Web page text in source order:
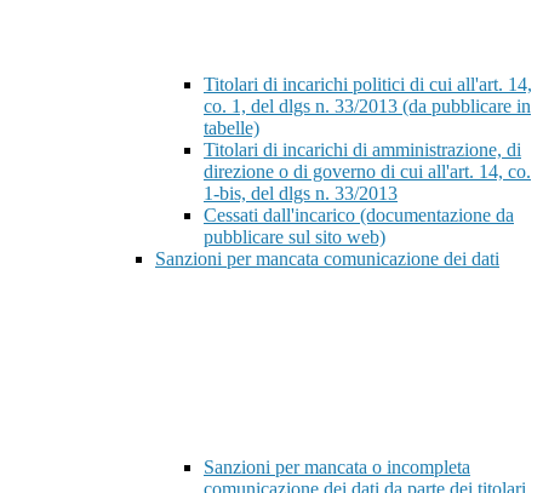
Titolari di incarichi politici di cui all'art. 14,
co. 1, del dlgs n. 33/2013 (da pubblicare in
tabelle)
Titolari di incarichi di amministrazione, di
direzione o di governo di cui all'art. 14, co.
1-bis, del dlgs n. 33/2013
Cessati dall'incarico (documentazione da
pubblicare sul sito web)
Sanzioni per mancata comunicazione dei dati
Sanzioni per mancata o incompleta